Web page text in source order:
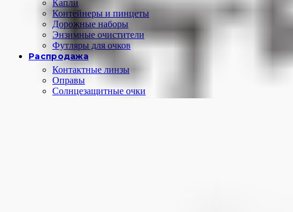
Капли
Контейнеры и пинцеты
Дорожные наборы
Энзимные очистители
Футляры для очков
Распродажа
Контактные линзы
Оправы
Солнцезащитные очки